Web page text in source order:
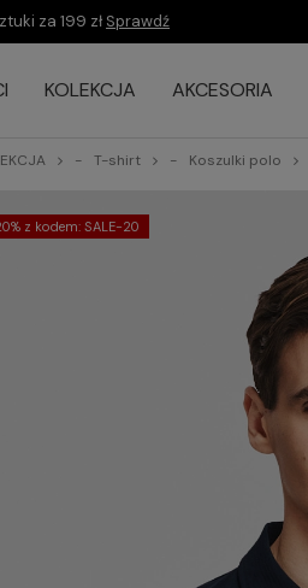
za 199 zł Sprawdź
KOLEKCJA AKCESORIA
T-shirt Koszulki polo
z kodem: SALE-20